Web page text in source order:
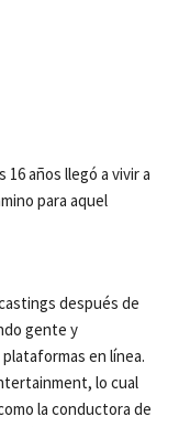
16 años llegó a vivir a
para aquel
después de
gente y
en línea.
lo cual
la conductora de